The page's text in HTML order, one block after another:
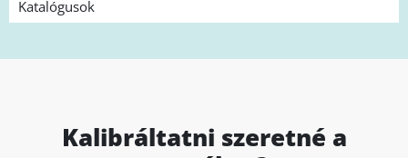
Katalógusok
Kalibráltatni szeretné a